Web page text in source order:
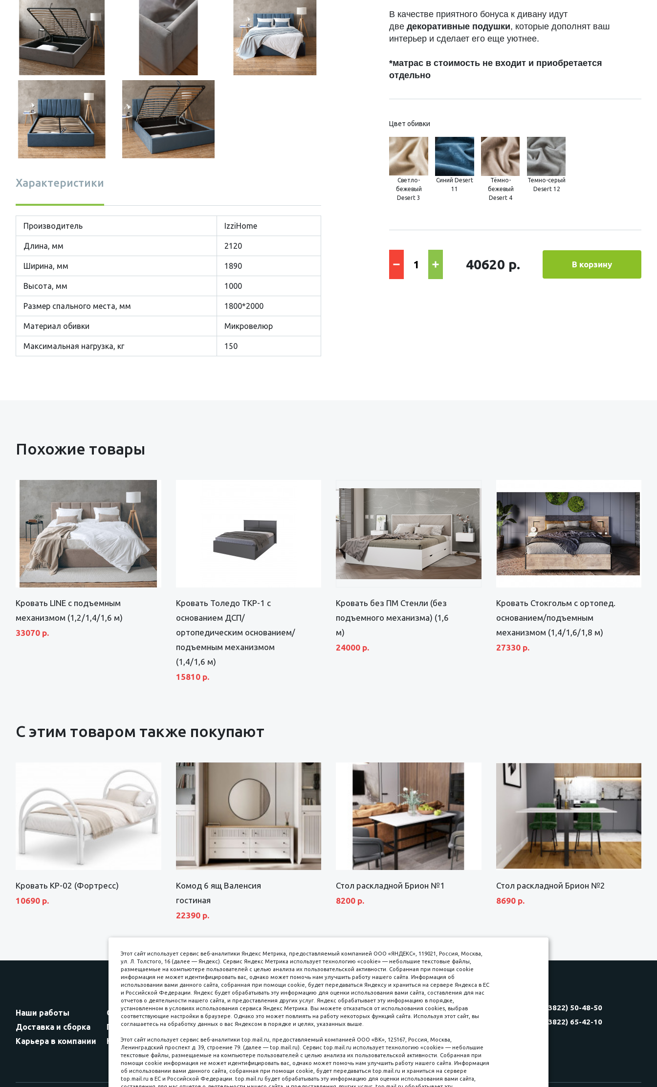
Характеристики
Производитель IzziHome
Длина, мм 2120
Ширина, мм 1890
Высота, мм 1000
Размер cпального места, мм 1800*2000
Материал обивки Микровелюр
Максимальная нагрузка, кг 150
В качестве приятного бонуса к дивану идут
дведекоративные подушки, которые дополнят ваш
интерьер и сделает его еще уютнее.
*матрас в стоимость не входит и приобретается
отдельно
Цвет обивки
Светло-
бежевый
Desert 3
Синий Desert
11
Тёмно-
бежевый
Desert 4
Темно-серый
Desert 12
40620 р. В корзину
Похожие товары
Кровать LINE с подъемным
механизмом (1,2/1,4/1,6 м)
33070 р.
Кровать Толедо ТКР-1 с
основанием ДСП/
ортопедическим основанием/
подъемным механизмом
(1,4/1,6 м)
15810 р.
Кровать без ПМ Стенли (без
подъемного механизма) (1,6
м)
24000 р.
Кровать Стокгольм с ортопед.
основанием/подъемным
механизмом (1,4/1,6/1,8 м)
27330 р.
С этим товаром также покупают
Кровать КР-02 (Фортресс)
10690 р.
Комод 6 ящ Валенсия
гостиная
22390 р.
Стол раскладной Брион №1
8200 р.
Стол раскладной Брион №2
8690 р.
Наши работы
Оплата
Доставка и сборка
Гарантии
Карьера в компании
Контакты
Принимаем к оплате
Наличные
пл. Соляная, 6, стр. 16
8 (3822) 60-70-30
8 (3822) 22-77-68
8 (3822) 50-48-50
8 (3822) 65-42-10
Этот сайт использует сервис веб-аналитики Яндекс Метрика, предоставляемый компанией ООО «ЯНДЕКС», 119021, Россия, Москва,
ул. Л. Толстого, 16 (далее — Яндекс). Сервис Яндекс Метрика использует технологию «cookie» — небольшие текстовые файлы,
размещаемые на компьютере пользователей с целью анализа их пользовательской активности. Собранная при помощи cookie
информация не может идентифицировать вас, однако может помочь нам улучшить работу нашего сайта. Информация об
использовании вами данного сайта, собранная при помощи cookie, будет передаваться Яндексу и храниться на сервере Яндекса в ЕС
и Российской Федерации. Яндекс будет обрабатывать эту информацию для оценки использования вами сайта, составления для нас
отчетов о деятельности нашего сайта, и предоставления других услуг. Яндекс обрабатывает эту информацию в порядке,
установленном в условиях использования сервиса Яндекс Метрика. Вы можете отказаться от использования cookies, выбрав
соответствующие настройки в браузере. Однако это может повлиять на работу некоторых функций сайта. Используя этот сайт, вы
соглашаетесь на обработку данных о вас Яндексом в порядке и целях, указанных выше.
Этот сайт использует сервис веб-аналитики top.mail.ru, предоставляемый компанией ООО «ВК», 125167, Россия, Москва,
Ленинградский проспект д. 39, строение 79. (далее — top.mail.ru). Сервис top.mail.ru использует технологию «cookie» — небольшие
текстовые файлы, размещаемые на компьютере пользователей с целью анализа их пользовательской активности. Собранная при
помощи cookie информация не может идентифицировать вас, однако может помочь нам улучшить работу нашего сайта. Информация
об использовании вами данного сайта, собранная при помощи cookie, будет передаваться top.mail.ru и храниться на сервере
top.mail.ru в ЕС и Российской Федерации. top.mail.ru будет обрабатывать эту информацию для оценки использования вами сайта,